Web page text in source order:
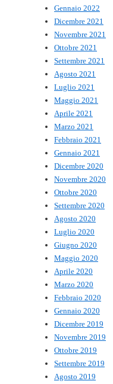
Gennaio 2022
Dicembre 2021
Novembre 2021
Ottobre 2021
Settembre 2021
Agosto 2021
Luglio 2021
Maggio 2021
Aprile 2021
Marzo 2021
Febbraio 2021
Gennaio 2021
Dicembre 2020
Novembre 2020
Ottobre 2020
Settembre 2020
Agosto 2020
Luglio 2020
Giugno 2020
Maggio 2020
Aprile 2020
Marzo 2020
Febbraio 2020
Gennaio 2020
Dicembre 2019
Novembre 2019
Ottobre 2019
Settembre 2019
Agosto 2019